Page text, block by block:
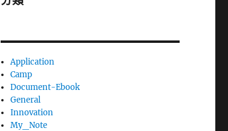
Application
Camp
Document-Ebook
General
Innovation
My_Note